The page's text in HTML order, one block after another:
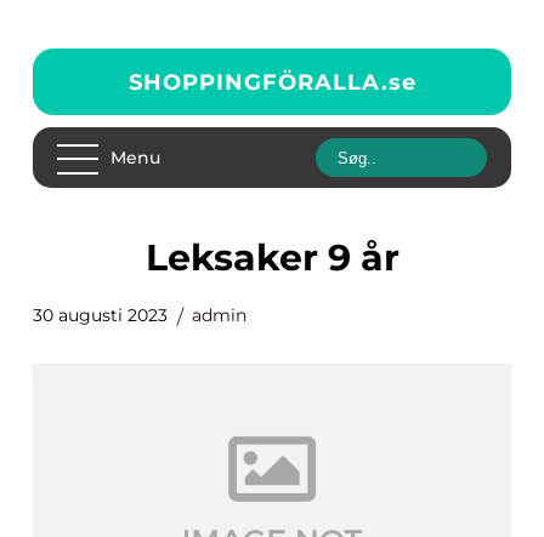
SHOPPINGFÖRALLA.se
Menu
leksaker 9 år
30 augusti 2023 admin